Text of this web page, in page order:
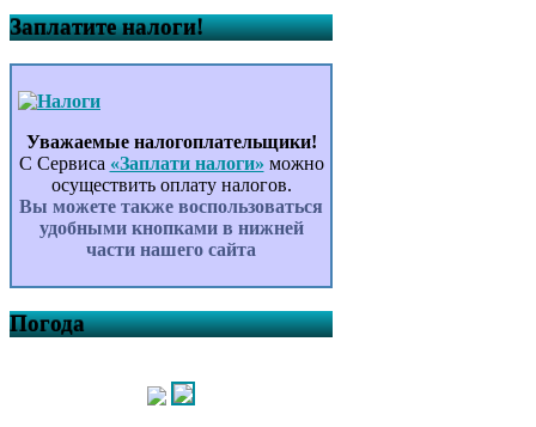
Заплатите налоги!
Уважаемые налогоплательщики!
С Сервиса «Заплати налоги» можно
осуществить оплату налогов.
Вы можете также воспользоваться
удобными кнопками в нижней
части нашего сайта
Погода